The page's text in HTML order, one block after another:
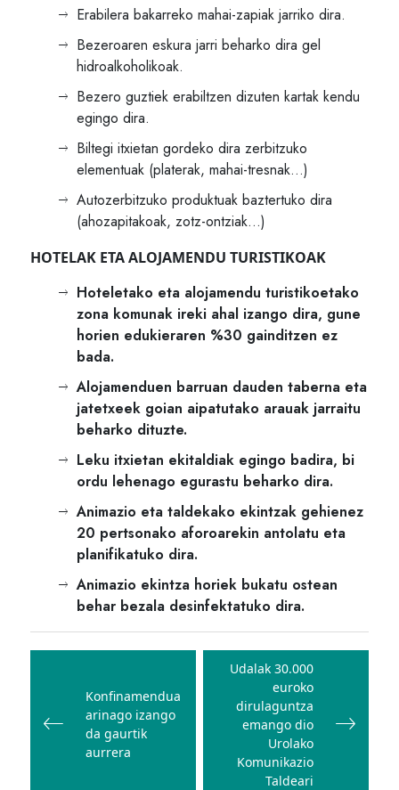
Erabilera bakarreko mahai-zapiak jarriko dira.
Bezeroaren eskura jarri beharko dira gel
hidroalkoholikoak.
Bezero guztiek erabiltzen dizuten kartak kendu
egingo dira.
Biltegi itxietan gordeko dira zerbitzuko
elementuak (platerak, mahai-tresnak…)
Autozerbitzuko produktuak baztertuko dira
(ahozapitakoak, zotz-ontziak…)
HOTELAK ETA ALOJAMENDU TURISTIKOAK
Hoteletako eta alojamendu turistikoetako
zona komunak ireki ahal izango dira, gune
horien edukieraren %30 gainditzen ez
bada.
Alojamenduen barruan dauden taberna eta
jatetxeek goian aipatutako arauak jarraitu
beharko dituzte.
Leku itxietan ekitaldiak egingo badira, bi
ordu lehenago egurastu beharko dira.
Animazio eta taldekako ekintzak gehienez
20 pertsonako aforoarekin antolatu eta
planifikatuko dira.
Animazio ekintza horiek bukatu ostean
behar bezala desinfektatuko dira.
Bidalketetan
nabigatuKonfinamendua
arinago izango
da gaurtik
aurrera
Udalak 30.000
euroko
dirulaguntza
emango dio
Urolako
Komunikazio
Taldeari